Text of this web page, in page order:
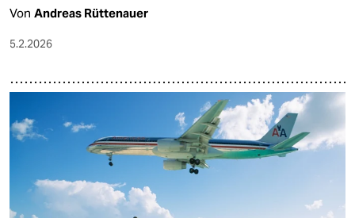
Von Andreas Rüttenauer
5.2.2026